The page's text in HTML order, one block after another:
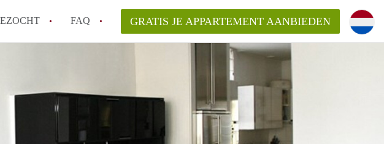
FAQ
het om te reageren op een Appartement in Maastricht?
van AppartementMaastricht?
GRATIS JE APPARTEMENT AANBIEDEN